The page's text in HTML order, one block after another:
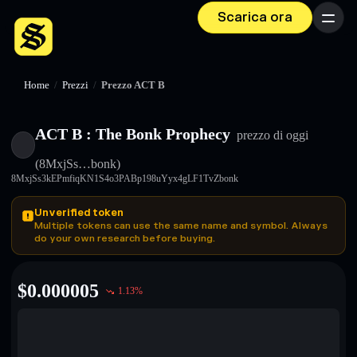
Scarica ora Menu
Home / Prezzi / Prezzo ACT B
ACT B : The Bonk Prophecy prezzo di oggi
(8MxjSs…bonk)
8MxjSs3kEPmfiqKN1S4o3PABp198uYyx4gLF1TvZbonk
Unverified token
Multiple tokens can use the same name and symbol. Always
do your own research before buying.
$0.000005 1.13%